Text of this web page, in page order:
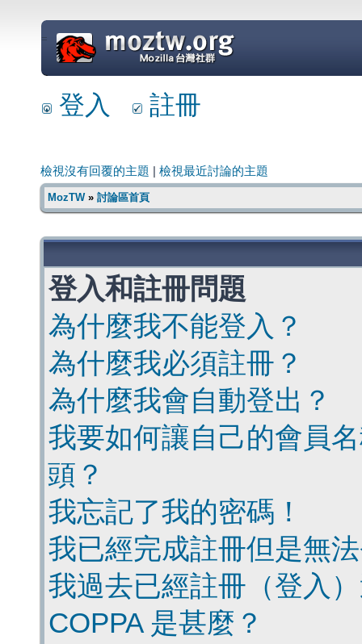
=
登入 註冊
檢視沒有回覆的主題 檢視最近討論的主題
MozTW» 討論區首頁
登入和註冊問題
為什麼我不能登入？
為什麼我必須註冊？
為什麼我會自動登出？
我要如何讓自己的會員
頭？
我忘記了我的密碼！
我已經完成註冊但是無
我過去已經註冊（登入
COPPA 是甚麼？